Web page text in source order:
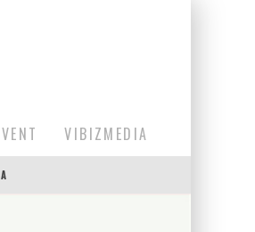
VIBIZMEDIA